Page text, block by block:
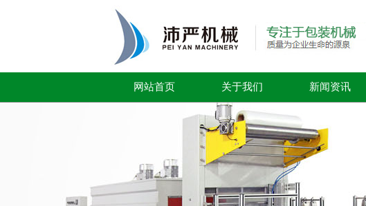
网站首页 关于我们 新闻资讯